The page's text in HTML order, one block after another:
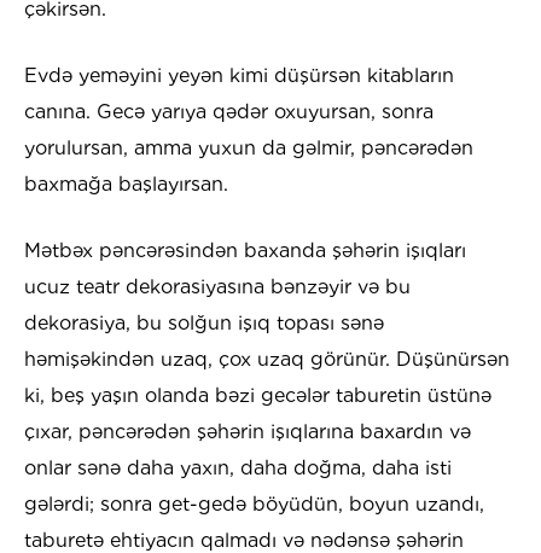
çəkirsən.
Evdə yeməyini yeyən kimi düşürsən kitabların
canına. Gecə yarıya qədər oxuyursan, sonra
yorulursan, amma yuxun da gəlmir, pəncərədən
baxmağa başlayırsan.
Mətbəx pəncərəsindən baxanda şəhərin işıqları
ucuz teatr dekorasiyasına bənzəyir və bu
dekorasiya, bu solğun işıq topası sənə
həmişəkindən uzaq, çox uzaq görünür. Düşünürsən
ki, beş yaşın olanda bəzi gecələr taburetin üstünə
çıxar, pəncərədən şəhərin işıqlarına baxardın və
onlar sənə daha yaxın, daha doğma, daha isti
gələrdi; sonra get-gedə böyüdün, boyun uzandı,
taburetə ehtiyacın qalmadı və nədənsə şəhərin